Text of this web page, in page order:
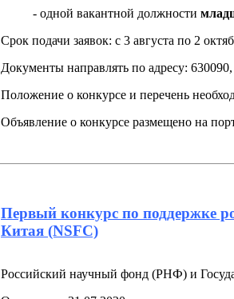
- одной вакантной должности
Срок подачи заявок: с 3 августа по 2
Документы направлять по адресу:
Положение о конкурсе и перечень
Объявление о конкурсе размещено на
Первый конкурс по поддержке
Китая (NSFC)
Российский научный фонд (РНФ) и